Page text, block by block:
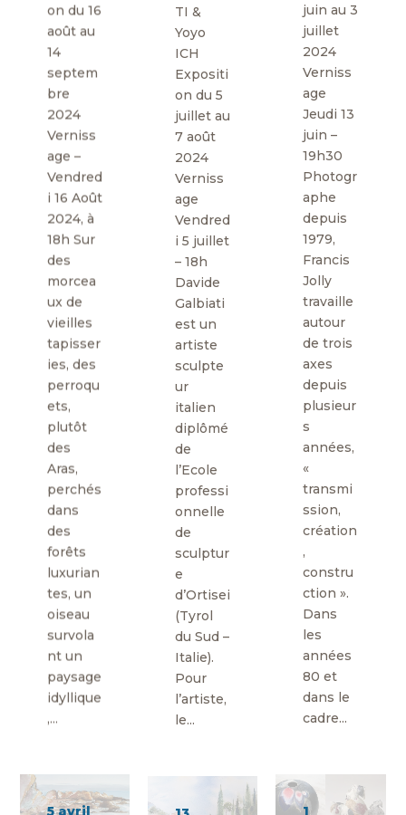
on du 16
août au
14
septem
bre
2024
Verniss
age –
Vendred
i 16 Août
2024, à
18h Sur
des
morcea
ux de
vieilles
tapisser
ies, des
perroqu
ets,
plutôt
des
Aras,
perchés
dans
des
forêts
luxurian
tes, un
oiseau
survola
nt un
paysage
idyllique
,...
TI &
Yoyo
ICH
Expositi
on du 5
juillet au
7 août
2024
Verniss
age
Vendred
i 5 juillet
– 18h
Davide
Galbiati
est un
artiste
sculpte
ur
italien
diplômé
de
l’Ecole
professi
onnelle
de
sculptur
e
d’Ortisei
(Tyrol
du Sud –
Italie).
Pour
l’artiste,
le...
juin au 3
juillet
2024
Verniss
age
Jeudi 13
juin –
19h30
Photogr
aphe
depuis
1979,
Francis
Jolly
travaille
autour
de trois
axes
depuis
plusieur
s
années,
«
transmi
ssion,
création
,
constru
ction ».
Dans
les
années
80 et
dans le
cadre...
5 avril 1